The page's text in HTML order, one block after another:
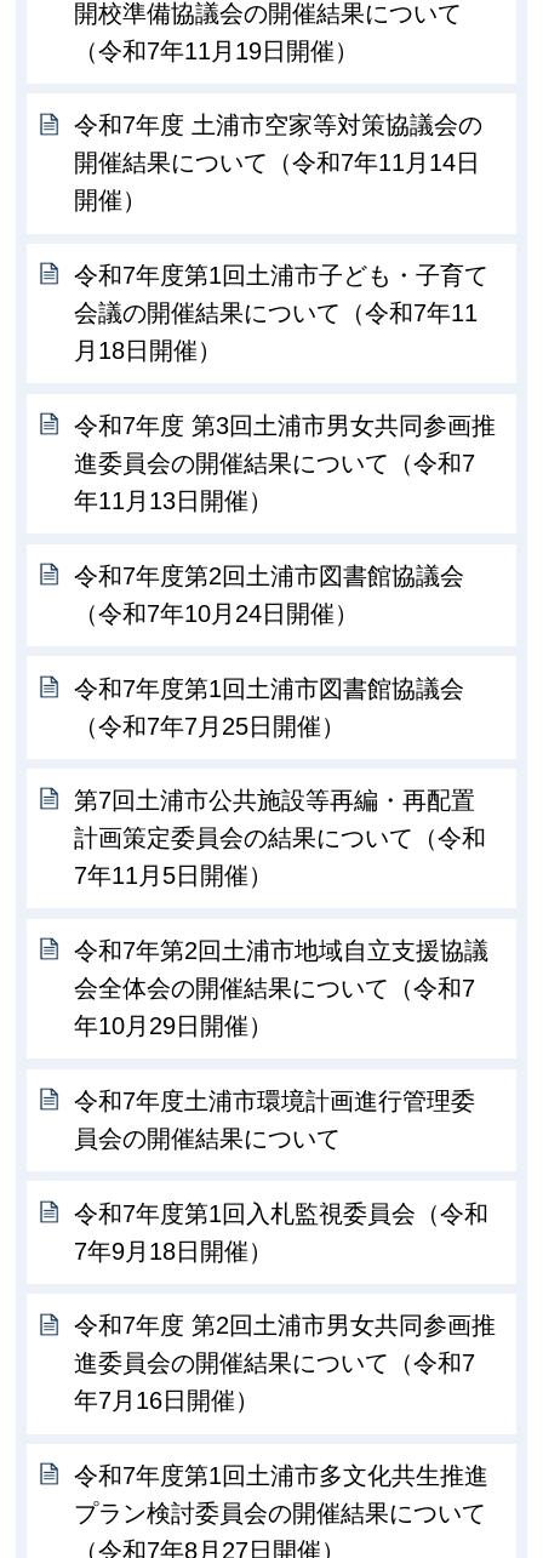
開校準備協議会の開催結果について
（令和7年11月19日開催）
令和7年度 土浦市空家等対策協議会の
開催結果について（令和7年11月14日
開催）
令和7年度第1回土浦市子ども・子育て
会議の開催結果について（令和7年11
月18日開催）
令和7年度 第3回土浦市男女共同参画推
進委員会の開催結果について（令和7
年11月13日開催）
令和7年度第2回土浦市図書館協議会
（令和7年10月24日開催）
令和7年度第1回土浦市図書館協議会
（令和7年7月25日開催）
第7回土浦市公共施設等再編・再配置
計画策定委員会の結果について（令和
7年11月5日開催）
令和7年第2回土浦市地域自立支援協議
会全体会の開催結果について（令和7
年10月29日開催）
令和7年度土浦市環境計画進行管理委
員会の開催結果について
令和7年度第1回入札監視委員会（令和
7年9月18日開催）
令和7年度 第2回土浦市男女共同参画推
進委員会の開催結果について（令和7
年7月16日開催）
令和7年度第1回土浦市多文化共生推進
プラン検討委員会の開催結果について
（令和7年8月27日開催）